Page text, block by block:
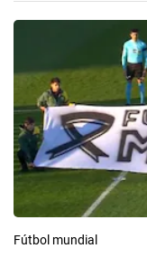
Fútbol mundial